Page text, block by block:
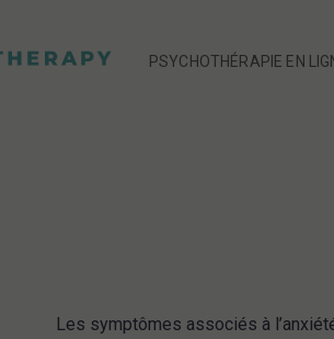
PSYCHOTHÉRAPIE EN
Les symptômes associés à